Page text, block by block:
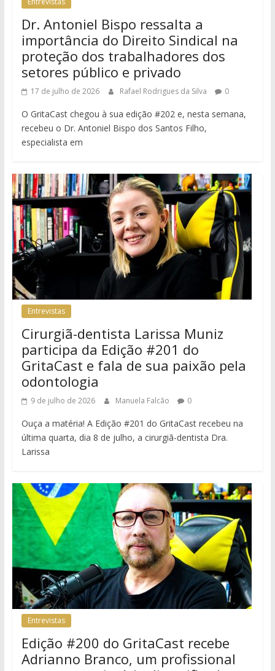
Dr. Antoniel Bispo ressalta a
importância do Direito Sindical na
proteção dos trabalhadores dos
setores público e privado
17 de julho de 2026 Rafael Rodrigues da Silva 0
O GritaCast chegou à sua edição #202 e, nesta semana,
recebeu o Dr. Antoniel Bispo dos Santos Filho,
especialista em
Entrevistas
Cirurgiã-dentista Larissa Muniz
participa da Edição #201 do
GritaCast e fala de sua paixão pela
odontologia
9 de julho de 2026 Manuela Falcão 0
Ouça a matéria! A Edição #201 do GritaCast recebeu na
última quarta, dia 8 de julho, a cirurgiã-dentista Dra.
Larissa
Entrevistas
Edição #200 do GritaCast recebe
Adrianno Branco, um profissional